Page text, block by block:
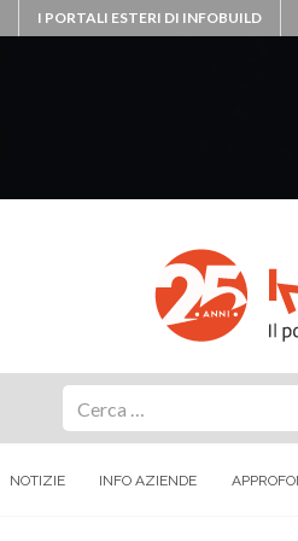
I PORTALI ESTERI DI INFOBUILD
NOTIZIE INFO AZIENDE